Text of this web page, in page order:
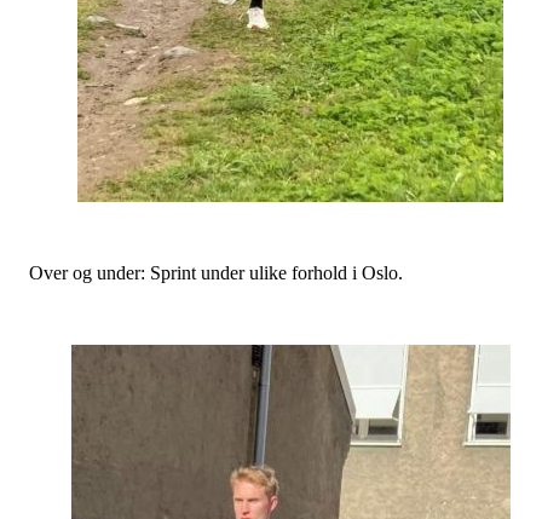
Over og under: Sprint under ulike forhold i Oslo.